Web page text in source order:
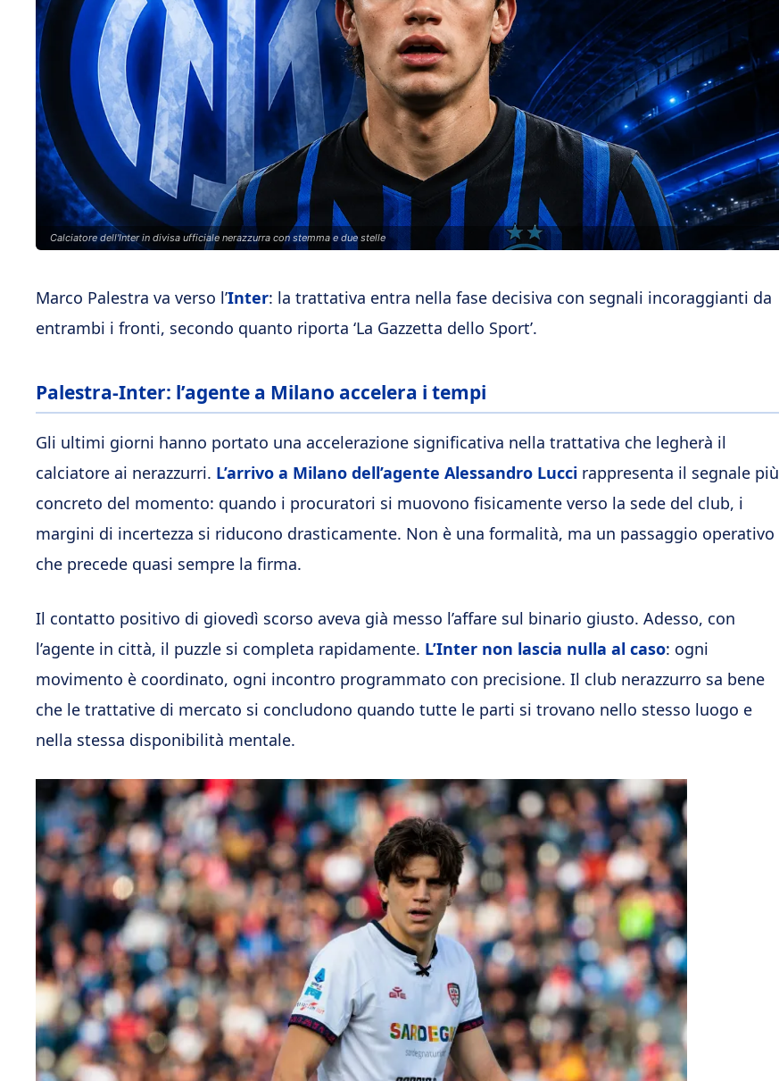
Calciatore dell'Inter in divisa ufficiale nerazzurra con stemma e due stelle
Marco Palestra va verso l’Inter: la trattativa entra nella fase decisiva con segnali incoraggianti da
entrambi i fronti, secondo quanto riporta ‘La Gazzetta dello Sport’.
Palestra-Inter: l’agente a Milano accelera i tempi
Gli ultimi giorni hanno portato una accelerazione significativa nella trattativa che legherà il
calciatore ai nerazzurri. L’arrivo a Milano dell’agente Alessandro Lucci rappresenta il segnale più
concreto del momento: quando i procuratori si muovono fisicamente verso la sede del club, i
margini di incertezza si riducono drasticamente. Non è una formalità, ma un passaggio operativo
che precede quasi sempre la firma.
Il contatto positivo di giovedì scorso aveva già messo l’affare sul binario giusto. Adesso, con
l’agente in città, il puzzle si completa rapidamente. L’Inter non lascia nulla al caso: ogni
movimento è coordinato, ogni incontro programmato con precisione. Il club nerazzurro sa bene
che le trattative di mercato si concludono quando tutte le parti si trovano nello stesso luogo e
nella stessa disponibilità mentale.